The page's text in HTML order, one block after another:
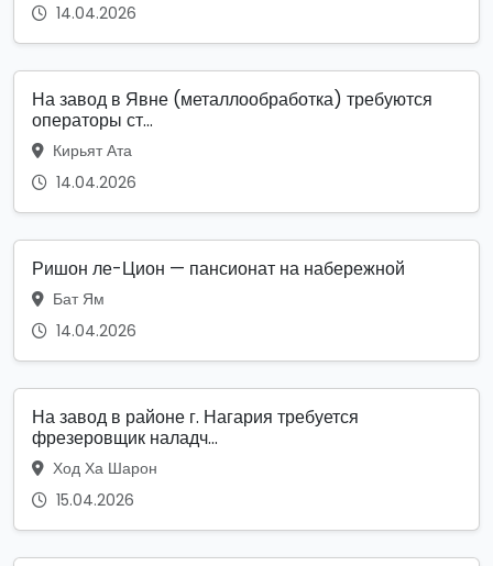
14.04.2026
На завод в Явне (металлообработка) требуются
операторы ст...
Кирьят Ата
14.04.2026
Ришон ле-Цион — пансионат на набережной
Бат Ям
14.04.2026
На завод в районе г. Нагария требуется
фрезеровщик наладч...
Ход Ха Шарон
15.04.2026